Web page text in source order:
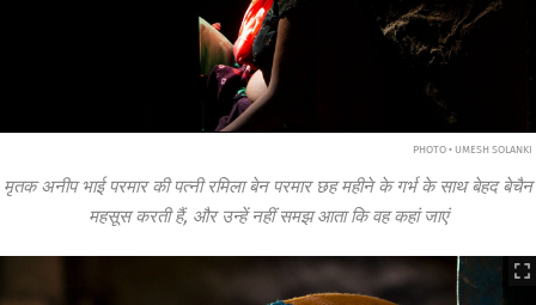
PHOTO • UMESH SOLANKI
मृतक अनीप भाई परमार की पत्नी रमिला बेन परमार छह महीने के गर्भ के साथ बेहद बेचैन
महसूस करती हैं, और उन्हें नहीं समझ आता कि वह कहां जाएं